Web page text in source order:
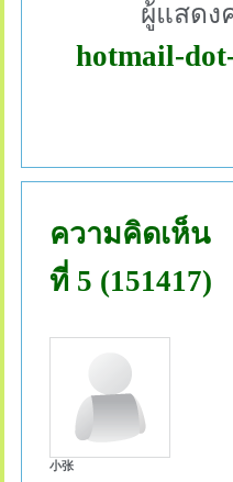
ผู้แสดง
hotmail-
ความคิดเห็น
ที่ 5 (151417)
小张